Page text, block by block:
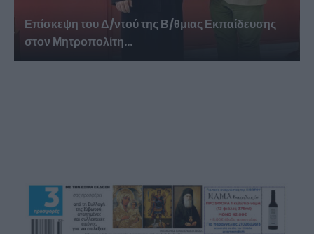
Επίσκεψη του Δ/ντού της Β/θμιας Εκπαίδευσης
στον Μητροπολίτη...